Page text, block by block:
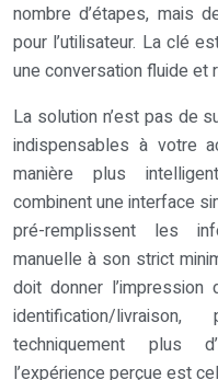
nombre d’étapes, mais
pour l’utilisateur. La clé
une conversation fluide et
La solution n’est pas de
indispensables à votre
manière plus
combinent une interface
pré-remplissent les
manuelle à son strict
doit donner
identification/
techniquement plus
l’expérience perçue est